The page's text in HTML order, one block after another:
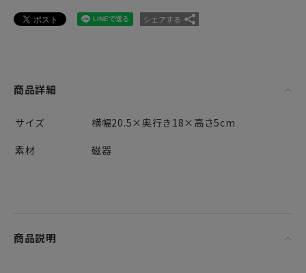
シェアする
商品詳細
サイズ
横幅20.5×奥行き18×高さ5cm
素材
磁器
商品説明